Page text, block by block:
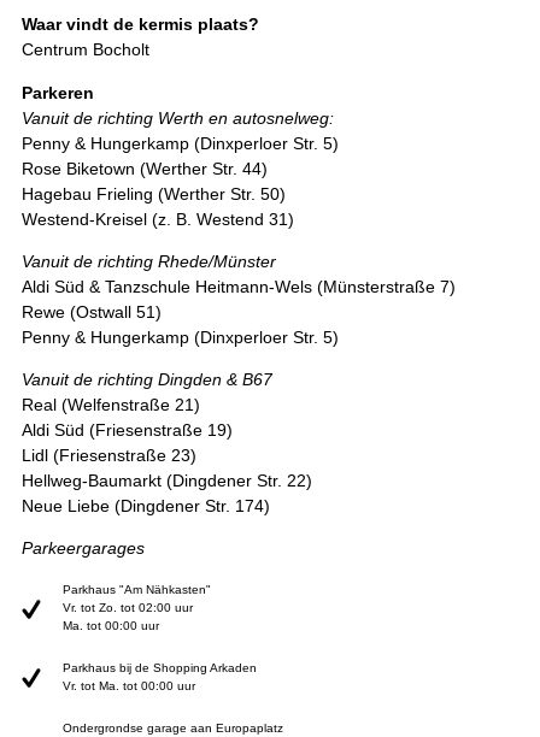
Waar vindt de kermis plaats?
Centrum Bocholt
Parkeren
Vanuit de richting Werth en autosnelweg:
Penny & Hungerkamp (Dinxperloer Str. 5)
Rose Biketown (Werther Str. 44)
Hagebau Frieling (Werther Str. 50)
Westend-Kreisel (z. B. Westend 31)
Vanuit de richting Rhede/Münster
Aldi Süd & Tanzschule Heitmann-Wels (Münsterstraße 7)
Rewe (Ostwall 51)
Penny & Hungerkamp (Dinxperloer Str. 5)
Vanuit de richting Dingden & B67
Real (Welfenstraße 21)
Aldi Süd (Friesenstraße 19)
Lidl (Friesenstraße 23)
Hellweg-Baumarkt (Dingdener Str. 22)
Neue Liebe (Dingdener Str. 174)
Parkeergarages
Parkhaus "Am Nähkasten"
Vr. tot Zo. tot 02:00 uur
Ma. tot 00:00 uur
Parkhaus bij de Shopping Arkaden
Vr. tot Ma. tot 00:00 uur
Ondergrondse garage aan Europaplatz